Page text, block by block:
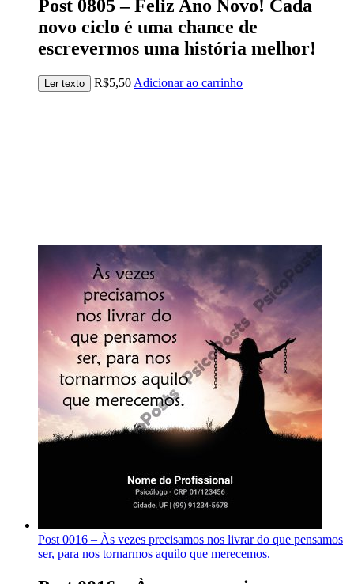
Post 0805 – Feliz Ano Novo! Cada
novo ciclo é uma chance de
escrevermos uma história melhor!
Ler texto R$5,50 Adicionar ao carrinho
Post 0016 – Às vezes precisamos nos livrar do que pensamos
ser, para nos tornarmos aquilo que merecemos.